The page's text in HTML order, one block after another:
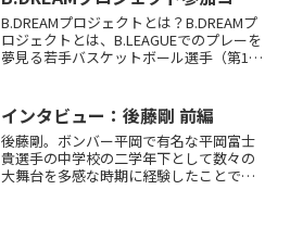
チ紹介 池田親平さん
B.DREAMプロジェクトとは？B.DREAMプ
ロジェクトとは、B.LEAGUEでのプレーを
夢見る若手バスケットボール選手（第1回
するB.DREAMの取り組みで...
インタビュー：後藤剛 前編
後藤剛。ボンバー平岡で有名な平岡富士
貴選手の中学校の二学年下として数々の
大舞台を多感な時期に経験したことでバ